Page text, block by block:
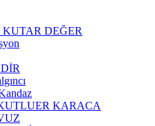
DEĞER
KARACA